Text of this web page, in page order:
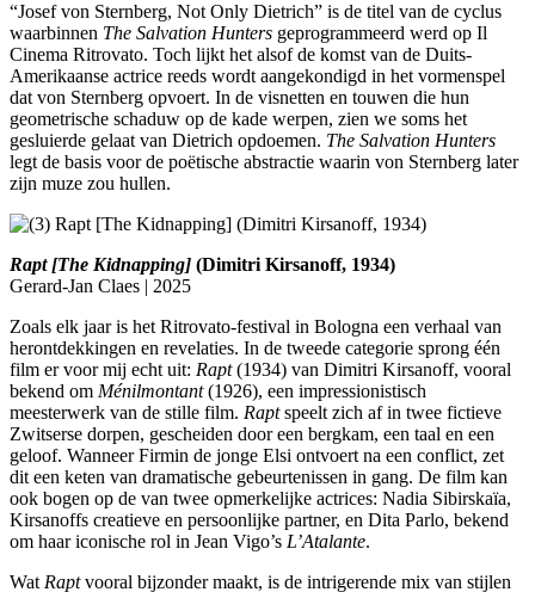
“Josef von Sternberg, Not Only Dietrich” is de titel van de cyclus
waarbinnen The Salvation Hunters geprogrammeerd werd op Il
Cinema Ritrovato. Toch lijkt het alsof de komst van de Duits-
Amerikaanse actrice reeds wordt aangekondigd in het vormenspel
dat von Sternberg opvoert. In de visnetten en touwen die hun
geometrische schaduw op de kade werpen, zien we soms het
gesluierde gelaat van Dietrich opdoemen. The Salvation Hunters
legt de basis voor de poëtische abstractie waarin von Sternberg later
zijn muze zou hullen.
Rapt [The Kidnapping] (Dimitri Kirsanoff, 1934)
Gerard-Jan Claes | 2025
Zoals elk jaar is het Ritrovato-festival in Bologna een verhaal van
herontdekkingen en revelaties. In de tweede categorie sprong één
film er voor mij echt uit: Rapt(1934) van Dimitri Kirsanoff, vooral
bekend om Ménilmontant(1926), een impressionistisch
meesterwerk van de stille film. Raptspeelt zich af in twee fictieve
Zwitserse dorpen, gescheiden door een bergkam, een taal en een
geloof. Wanneer Firmin de jonge Elsi ontvoert na een conflict, zet
dit een keten van dramatische gebeurtenissen in gang. De film kan
ook bogen op de van twee opmerkelijke actrices: Nadia Sibirskaïa,
Kirsanoffs creatieve en persoonlijke partner, en Dita Parlo, bekend
om haar iconische rol in Jean Vigo’s L’Atalante.
Wat Raptvooral bijzonder maakt, is de intrigerende mix van stijlen